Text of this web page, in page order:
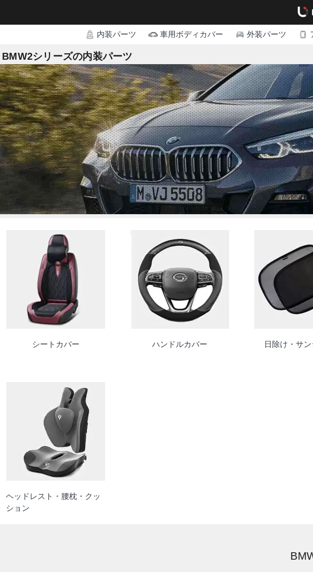
内装パーツ 車用ボディカバー 外装パーツ
BMW2シリーズの内装パーツ
シートカバー ハンドルカバー 日除け・サ
ヘッドレスト・腰枕・クッ
ション